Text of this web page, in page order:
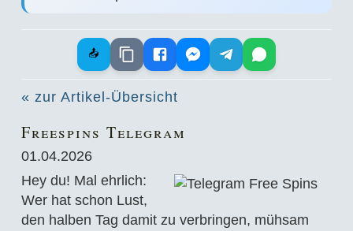
📤
« zur Artikel-Übersicht
Freespins Telegram
01.04.2026
Hey du! Mal ehrlich:
Wer hat schon Lust,
den halben Tag damit zu verbringen, mühsam